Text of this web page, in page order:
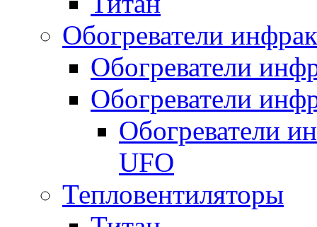
Обогреватели
Обогреватели
Обогреватели
Обогреватели
UFO
Тепловентиляторы